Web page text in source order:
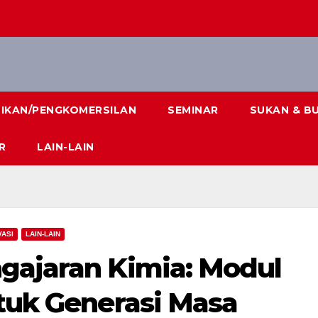
PENGKOMERSILAN SEMINAR SUKAN &
LAIN-LAIN
LAIN-LAIN
Kimia: Modul
Generasi Masa